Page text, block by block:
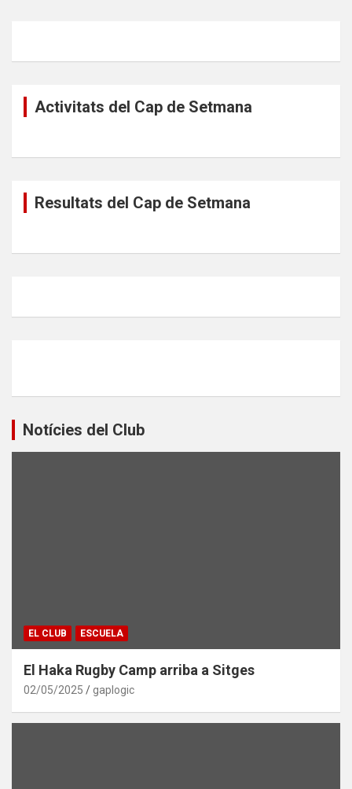
Activitats del Cap de Setmana
Resultats del Cap de Setmana
Notícies del Club
EL CLUB ESCUELA
El Haka Rugby Camp arriba a Sitges
02/05/2025 gaplogic